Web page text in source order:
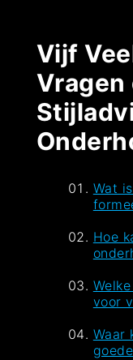
Vijf
Vragen
Wat
Hoe
voor
Waar